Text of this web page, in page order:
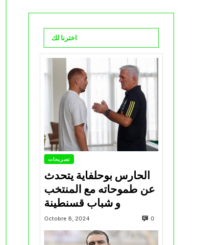
اخترنا لك
تصريحات
الحارس بوحلفاية يتحدث
عن طموحاته مع المنتخب
و شباب قسنطينة
Octobre 8, 2024 0